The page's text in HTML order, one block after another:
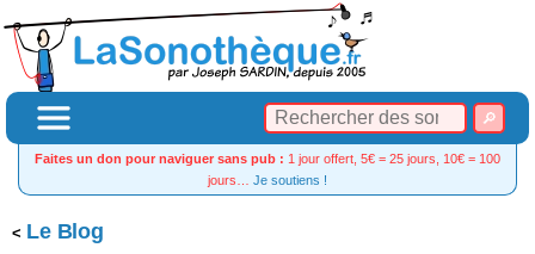
Faites un don pour naviguer sans pub : 1 jour offert, 5€ = 25 jours, 10€ = 100
jours… Je soutiens !
Le Blog